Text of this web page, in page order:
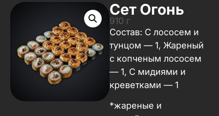
Сет Огонь
910 г
Состав: ​​​​​​​С лососем и
тунцом — 1, Жареный
с копченым лососем
— 1, С мидиями и
креветками — 1
*жареные и